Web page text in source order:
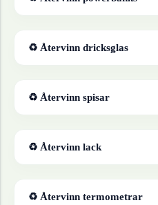
♻ Återvinn dricksglas
♻ Återvinn spisar
♻ Återvinn lack
♻ Återvinn termometrar